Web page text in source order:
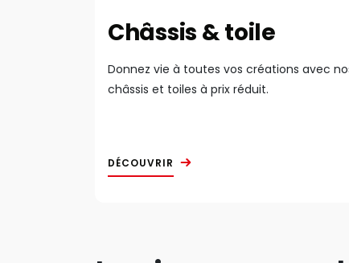
Châssis & toile
Donnez vie à toutes vos créations avec
châssis et toiles à prix réduit.
DÉCOUVRIR